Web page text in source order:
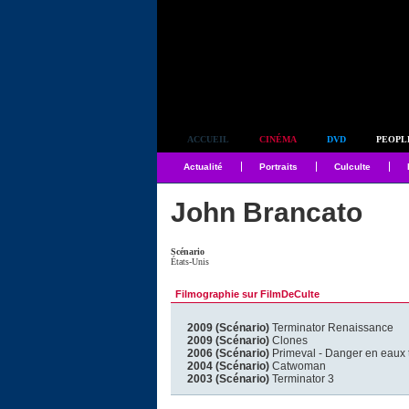
ACCUEIL CINÉMA DVD
Actualité Portraits Culculte
John Brancato
Scénario
États-Unis
Filmographie sur FilmDeCulte
2009 (Scénario) Terminator Renaissance
2009 (Scénario) Clones
2006 (Scénario) Primeval - Danger en eaux
2004 (Scénario) Catwoman
2003 (Scénario) Terminator 3